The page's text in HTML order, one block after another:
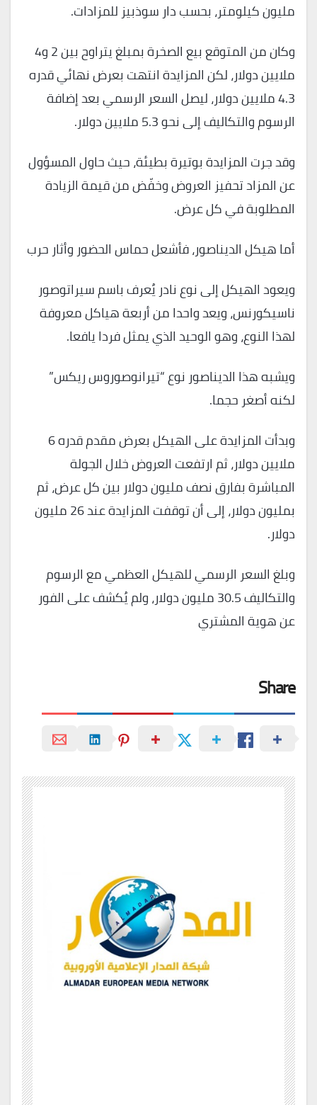
مليون كيلومتر، بحسب دار سوذبيز للمزادات.
وكان من المتوقع بيع الصخرة بمبلغ يتراوح بين 2 و4
ملايين دولار، لكن المزايدة انتهت بعرض نهائي قدره
4.3 ملايين دولار، ليصل السعر الرسمي بعد إضافة
الرسوم والتكاليف إلى نحو 5.3 ملايين دولار.
وقد جرت المزايدة بوتيرة بطيئة، حيث حاول المسؤول
عن المزاد تحفيز العروض وخفّض من قيمة الزيادة
المطلوبة في كل عرض.
أما هيكل الديناصور، فأشعل حماس الحضور وأثار حرب
ويعود الهيكل إلى نوع نادر يُعرف باسم سيراتوصور
ناسيكورنس، ويعد واحدا من أربعة هياكل معروفة
لهذا النوع، وهو الوحيد الذي يمثل فردا يافعا.
ويشبه هذا الديناصور نوع “تيرانوصوروس ريكس”
لكنه أصغر حجما.
وبدأت المزايدة على الهيكل بعرض مقدم قدره 6
ملايين دولار، ثم ارتفعت العروض خلال الجولة
المباشرة بفارق نصف مليون دولار بين كل عرض، ثم
بمليون دولار، إلى أن توقفت المزايدة عند 26 مليون
دولار.
وبلغ السعر الرسمي للهيكل العظمي مع الرسوم
والتكاليف 30.5 مليون دولار، ولم يُكشف على الفور
عن هوية المشتري
Share